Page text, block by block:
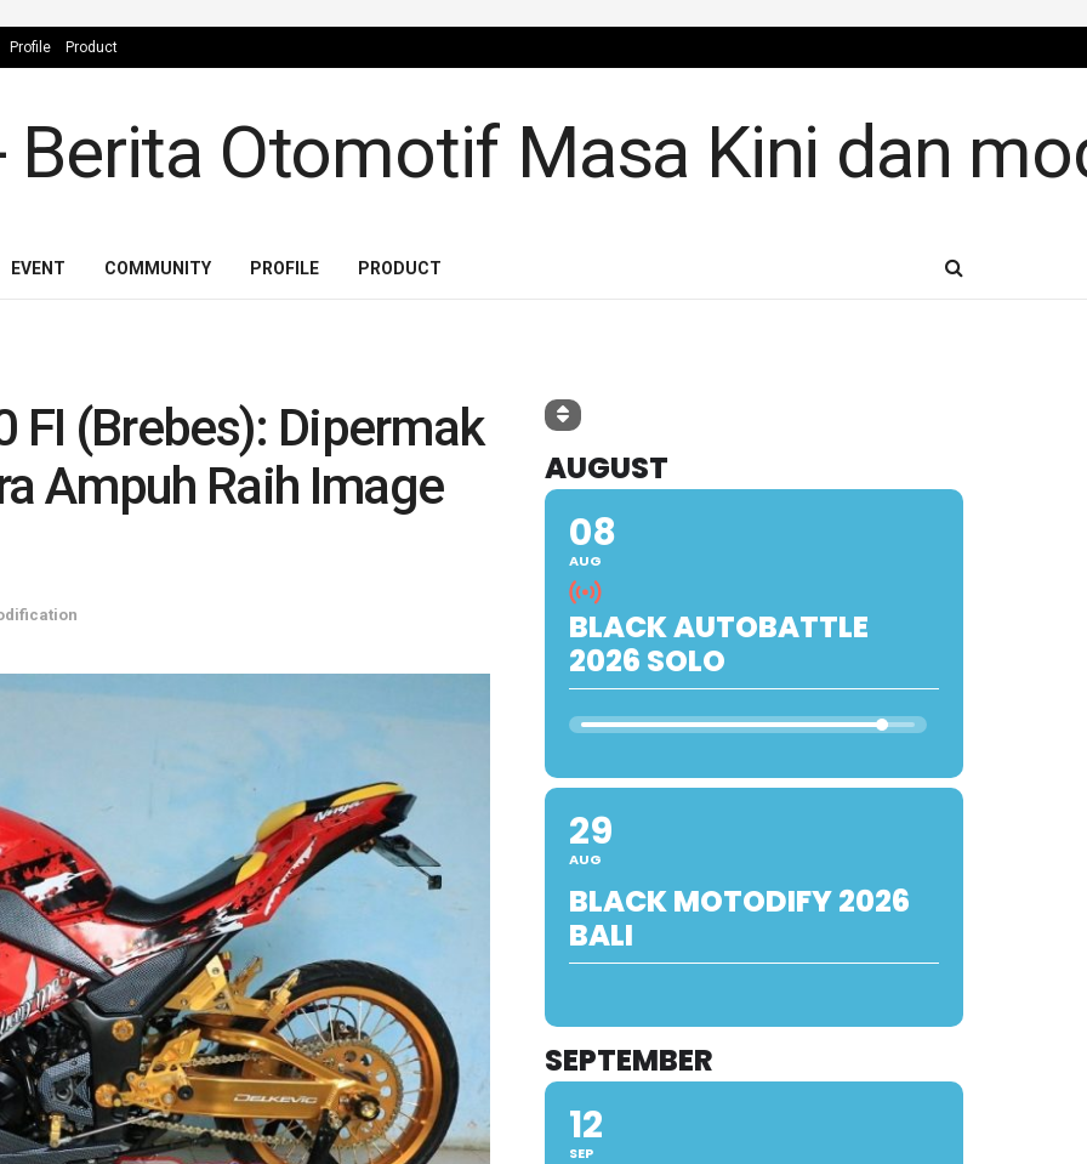
Profile Product
EVENT COMMUNITY PROFILE PRODUCT
(Brebes): Dipermak
Ampuh Raih Image
AUGUST
08
AUG
BLACK AUTOBATTLE
2026 SOLO
29
AUG
BLACK MOTODIFY 2026
BALI
SEPTEMBER
12
SEP